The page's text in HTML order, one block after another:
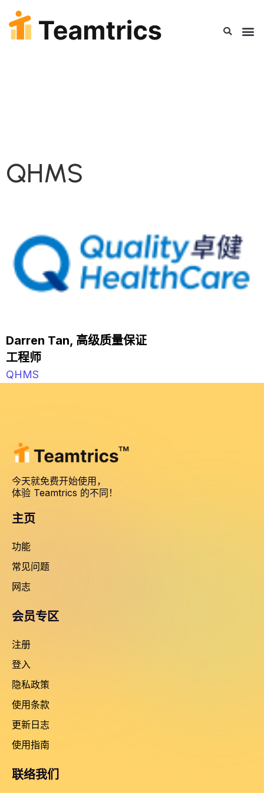
QHMS
Darren Tan, 高级质量保证
工程师
QHMS
今天就免费开始使用，
体验 Teamtrics 的不同！
主页
功能
常见问题
网志
会员专区
注册
登入
隐私政策
使用条款
更新日志
使用指南
联络我们